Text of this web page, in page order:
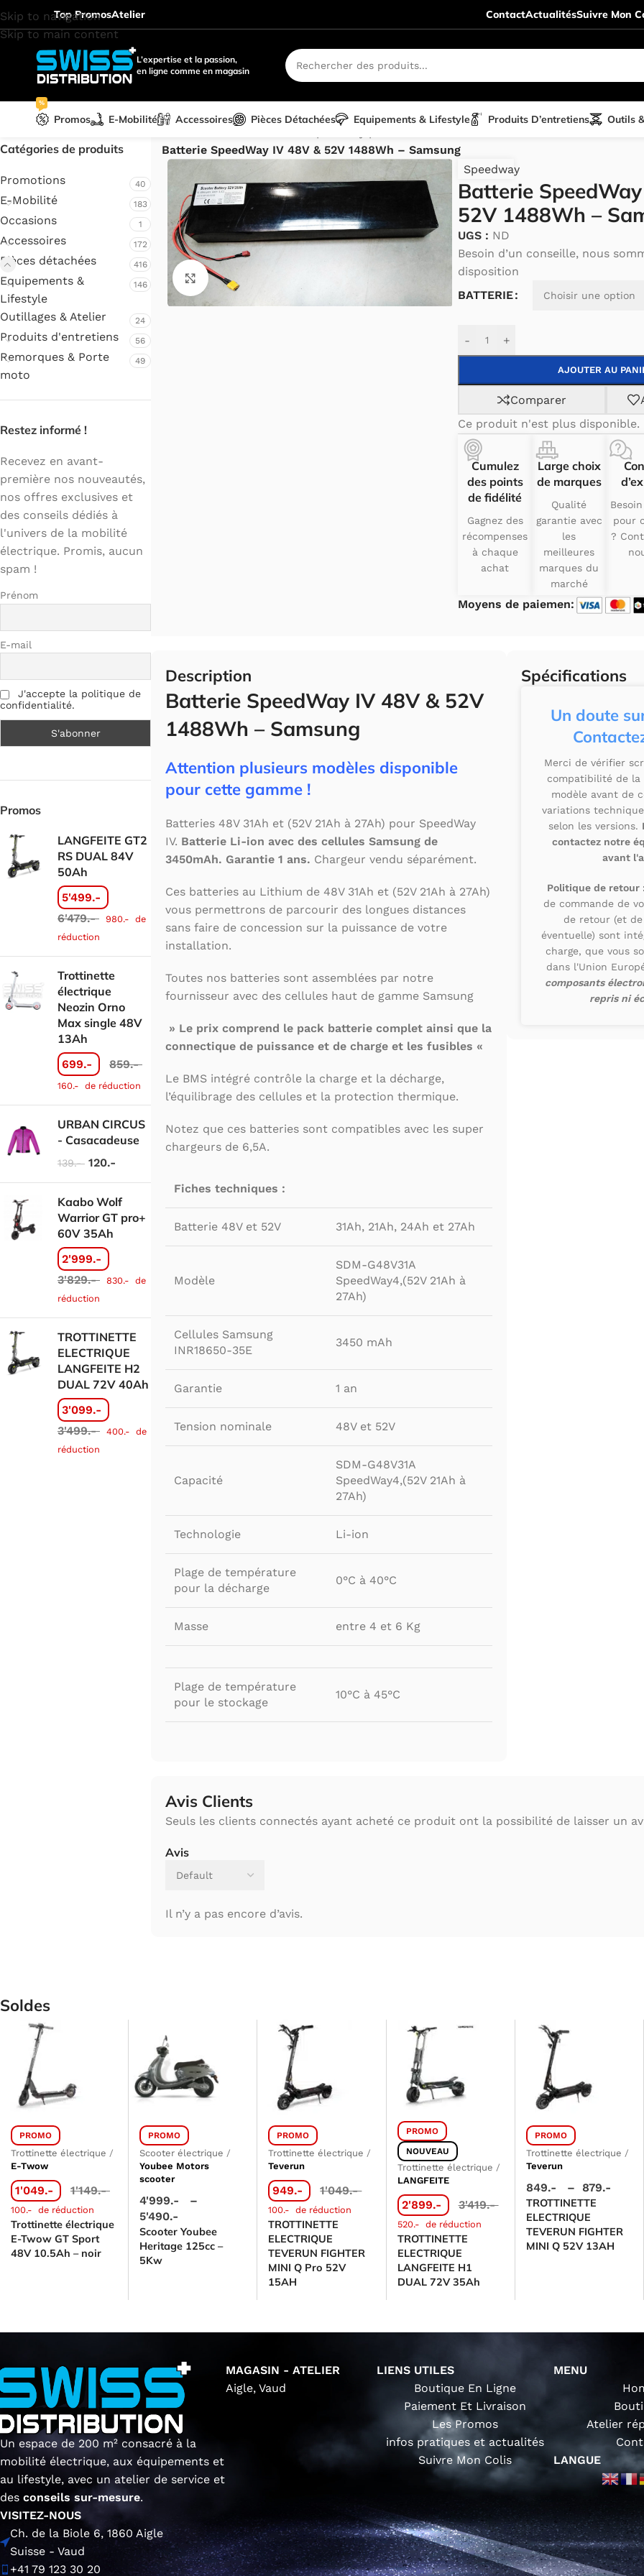
Skip to navigation
Skip to main content
Top PromosAtelier ContactActualitésSuivre Mon
L’expertise et la passion,
en ligne comme en magasin
Promos
%
E-Mobilité Accessoires Pièces Détachées Equipements & Lifestyle Produits D’entretiens Outils
Catégories de produits
Promotions 40
E-Mobilité 183
Occasions 1
Accessoires 172
Pièces détachées 416
Equipements &
Lifestyle
146
Outillages & Atelier 24
Produits d'entretiens 56
Remorques & Porte
moto
49
Restez informé !
Recevez en avant-
première nos nouveautés,
nos offres exclusives et
des conseils dédiés à
l'univers de la mobilité
électrique. Promis, aucun
spam !
Prénom
E-mail
J'accepte la politique de
confidentialité.
Promos
LANGFEITE GT2
RS DUAL 84V
50Ah
5'499.-
6'479.-
980.- de
réduction
Trottinette
électrique
Neozin Orno
Max single 48V
13Ah
699.- 859.-
160.- de réduction
URBAN CIRCUS
- Casacadeuse
139.- 120.-
Kaabo Wolf
Warrior GT pro+
60V 35Ah
2'999.-
3'829.-
830.- de
réduction
TROTTINETTE
ELECTRIQUE
LANGFEITE H2
DUAL 72V 40Ah
3'099.-
3'499.- 400.- de
réduction
Batterie SpeedWay IV 48V & 52V 1488Wh – Samsung
Cliquez pour agrandir.
Speedway
Batterie
52V 1488Wh –
UGS : ND
Besoin d’un conseille, nous
disposition
BATTERIE
- +
AJOUTER AU
Alternative:
Comparer
Ce produit n'est plus disponible.
Cumulez
des points
de fidélité
Gagnez des
récompenses
à chaque
achat
Large choix
de marques
Qualité
garantie avec
les
meilleures
marques du
marché
pour
?
Moyens de paiemen:
Description
Batterie SpeedWay IV 48V & 52V
1488Wh – Samsung
Attention plusieurs modèles disponible
pour cette gamme !
Batteries 48V 31Ah et (52V 21Ah à 27Ah) pour SpeedWay
IV. Batterie Li-ion avec des cellules Samsung de
3450mAh. Garantie 1 ans. Chargeur vendu séparément.
Ces batteries au Lithium de 48V 31Ah et (52V 21Ah à 27Ah)
vous permettrons de parcourir des longues distances
sans faire de concession sur la puissance de votre
installation.
Toutes nos batteries sont assemblées par notre
fournisseur avec des cellules haut de gamme Samsung
» Le prix comprend le pack batterie complet ainsi que la
connectique de puissance et de charge et les fusibles «
Le BMS intégré contrôle la charge et la décharge,
l’équilibrage des cellules et la protection thermique.
Notez que ces batteries sont compatibles avec les super
chargeurs de 6,5A.
Fiches techniques :
Batterie 48V et 52V 31Ah, 21Ah, 24Ah et 27Ah
Modèle
SDM-G48V31A
SpeedWay4,(52V 21Ah à
27Ah)
Cellules Samsung
INR18650-35E
3450 mAh
Garantie 1 an
Tension nominale 48V et 52V
Capacité
SDM-G48V31A
SpeedWay4,(52V 21Ah à
27Ah)
Technologie Li-ion
Plage de température
pour la décharge
0°C à 40°C
Masse entre 4 et 6 Kg
Plage de température
pour le stockage
10°C à 45°C
Spécifications
Un doute
Merci de vérifier
compatibilité de la
modèle avant de
variations
selon les versions.
contactez notre
avant
Politique de retour
de commande de
de retour (et
éventuelle) sont
charge, que vous
dans l'Union
composants
repris ni
Avis Clients
Avis
Il n’y a pas encore d’avis.
Seuls les clients connectés ayant acheté ce produit ont la possibilité de laisser un
Soldes
PROMO
Trottinette électrique /
E-Twow
1'049.- 1'149.-
100.- de réduction
Trottinette électrique
E-Twow GT Sport
48V 10.5Ah – noir
PROMO
Scooter électrique /
Youbee Motors
scooter
4'999.-
–
5'490.-
Scooter Youbee
Heritage 125cc –
5Kw
PROMO
Trottinette électrique /
Teverun
949.- 1'049.-
100.- de réduction
TROTTINETTE
ELECTRIQUE
TEVERUN FIGHTER
MINI Q Pro 52V
15AH
PROMO
NOUVEAU
Trottinette électrique /
LANGFEITE
2'899.- 3'419.-
520.- de réduction
TROTTINETTE
ELECTRIQUE
LANGFEITE H1
DUAL 72V 35Ah
PROMO
Trottinette électrique /
Teverun
849.- – 879.-
TROTTINETTE
ELECTRIQUE
TEVERUN FIGHTER
MINI Q 52V 13AH
Un espace de 200 m² consacré à la
mobilité électrique, aux équipements et
au lifestyle, avec un atelier de service et
des conseils sur-mesure.
VISITEZ-NOUS
Ch. de la Biole 6, 1860 Aigle
Suisse - Vaud
+41 79 123 30 20
MAGASIN - ATELIER
Aigle, Vaud
LIENS UTILES
Boutique En Ligne
Paiement Et Livraison
Les Promos
infos pratiques et actualités
Suivre Mon Colis
MENU
Atelier
LANGUE